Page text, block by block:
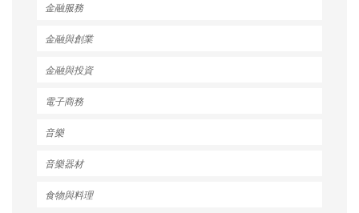
金融服務
金融與創業
金融與投資
電子商務
音樂
音樂器材
食物與料理